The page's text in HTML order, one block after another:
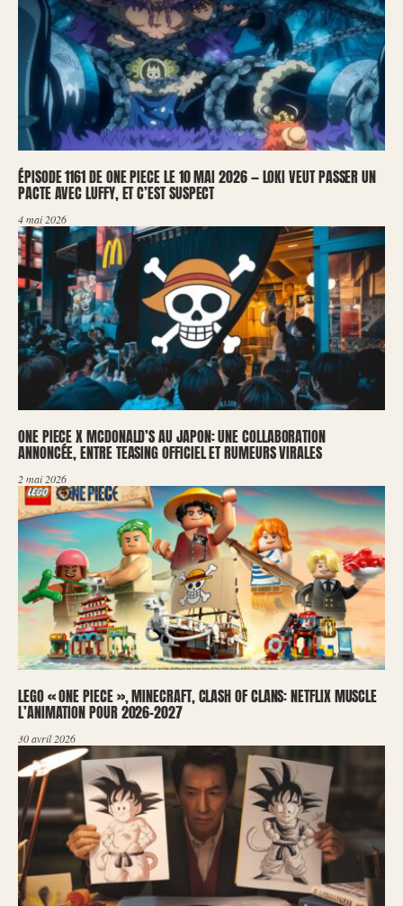
ÉPISODE 1161 DE ONE PIECE LE 10 MAI 2026 — LOKI VEUT PASSER UN
PACTE AVEC LUFFY, ET C’EST SUSPECT
4 mai 2026
ONE PIECE X MCDONALD’S AU JAPON: UNE COLLABORATION
ANNONCÉE, ENTRE TEASING OFFICIEL ET RUMEURS VIRALES
2 mai 2026
LEGO « ONE PIECE », MINECRAFT, CLASH OF CLANS: NETFLIX MUSCLE
L’ANIMATION POUR 2026-2027
30 avril 2026